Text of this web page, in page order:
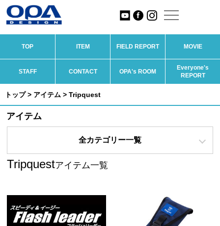
TOP ITEM FIELD REPORT MOVIE
STAFF CONTACT OPA's ROOM
Everyone's
REPORT
トップ> アイテム > Tripquest
アイテム
全カテゴリー一覧
Tripquestアイテム一覧